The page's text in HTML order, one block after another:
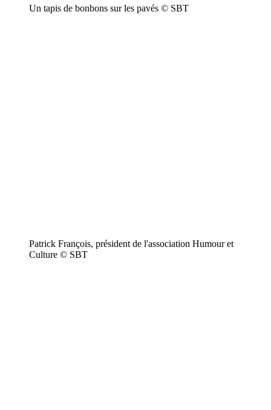
Un tapis de bonbons sur les pavés © SBT
Patrick François, président de l'association Humour et
Culture © SBT